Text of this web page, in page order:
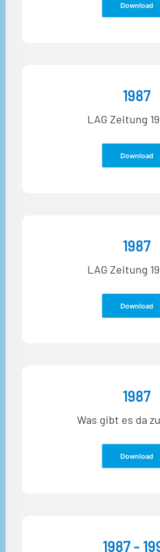
Download
1987
LAG Zeitung
Download
1987
LAG Zeitung
Download
1987
Was gibt es da
Download
1987 -